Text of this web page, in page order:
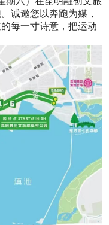
诚邀您以奔跑为媒，
每一寸诗意，把运动